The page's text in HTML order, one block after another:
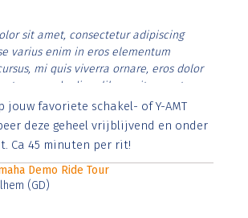
sit amet, consectetur adipiscing
varius enim in eros elementum
mi quis viverra ornare, eros dolor
ut commodo diam libero vitae erat.
nibh et justo cursus id rutrum lorem
ut sem vitae risus tristique posuere.
jouw favoriete schakel- of Y-AMT
deze geheel vrijblijvend en onder
Ca 45 minuten per rit!
Demo Ride Tour
(GD)